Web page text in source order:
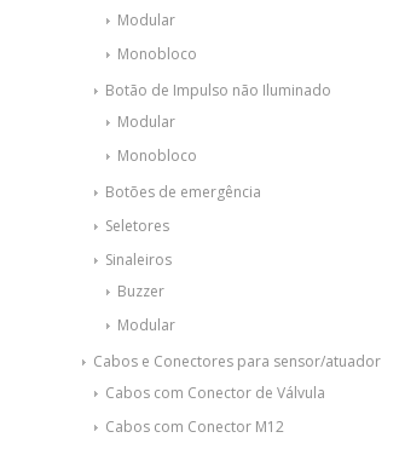
Modular
Monobloco
Botão de Impulso não Iluminado
Modular
Monobloco
Botões de emergência
Seletores
Sinaleiros
Buzzer
Modular
Cabos e Conectores para sensor/atuador
Cabos com Conector de Válvula
Cabos com Conector M12